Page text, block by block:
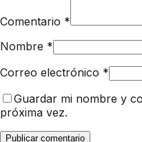
Comentario *
Nombre *
Correo electrónico *
Guardar mi nombre y
próxima vez.